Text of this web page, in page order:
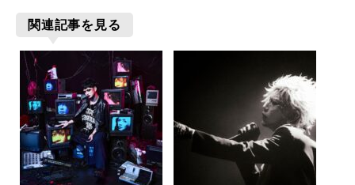
関連記事を見る